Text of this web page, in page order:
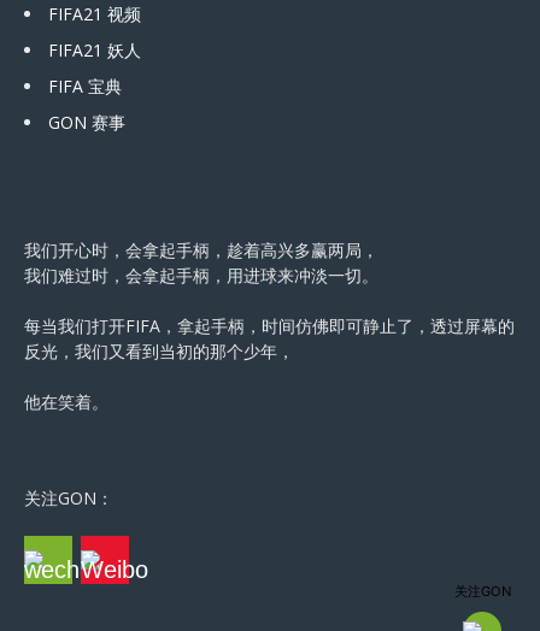
FIFA21 视频
FIFA21 妖人
FIFA 宝典
GON 赛事
我们开心时，会拿起手柄，趁着高兴多赢两局，
我们难过时，会拿起手柄，用进球来冲淡一切。
每当我们打开FIFA，拿起手柄，时间仿佛即可静止了，透过屏幕的
反光，我们又看到当初的那个少年，
他在笑着。
关注GON：
关注GON